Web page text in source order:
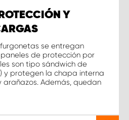
Y
se entregan
de protección por
son tipo sándwich de
y protegen la chapa interna
arañazos. Además, quedan